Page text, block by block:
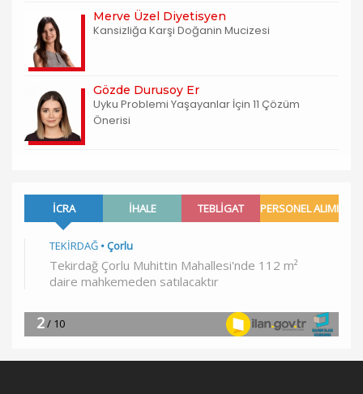
Merve Üzel Diyetisyen
Kansizliğa Karşi Doğanin Mucizesi
Gözde Durusoy Er
Uyku Problemi Yaşayanlar İçin 11 Çözüm
Önerisi